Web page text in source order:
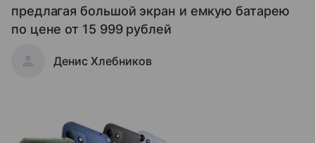
предлагая большой экран и емкую батарею
по цене от 15 999 рублей
Денис Хлебников